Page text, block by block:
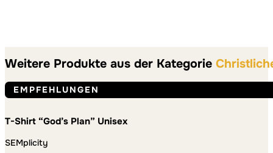
Weitere Produkte aus der Kategorie
EMPFEHLUNGEN
T-Shirt “God’s Plan” Unisex
SEMplicity